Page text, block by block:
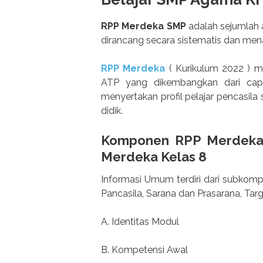
RPP Merdeka SMP adalah
dirancang secara sistematis dan
RPP Merdeka ( Kurikulum 2022 )
ATP yang dikembangkan dari
menyertakan profil pelajar pencasila
didik.
Komponen RPP
Merdeka Kelas 8
Informasi Umum terdiri dari
Pancasila, Sarana dan Prasarana,
A. Identitas Modul
B. Kompetensi Awal